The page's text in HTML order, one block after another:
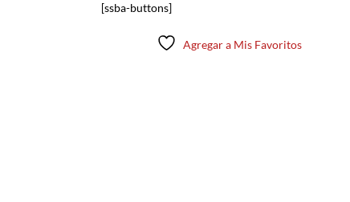
[ssba-buttons]
Agregar a Mis Favoritos